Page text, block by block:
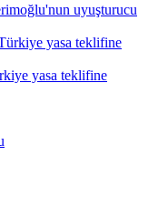
uyuşturucu
yasa teklifine